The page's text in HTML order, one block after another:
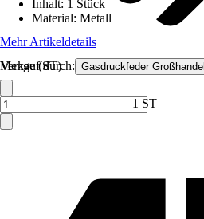
Verkauf durch: Gasdruckfeder Großhandel
Inhalt: 1 Stück
Material: Metall
Mehr Artikeldetails
Menge (ST)
1 ST